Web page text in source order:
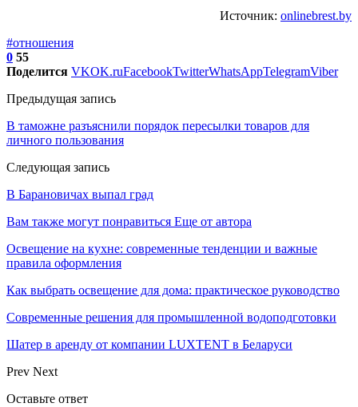
Источник: onlinebrest.by
#отношения
0 55
Поделится VKOK.ruFacebookTwitterWhatsAppTelegramViber
Предыдущая запись
В таможне разъяснили порядок пересылки товаров для
личного пользования
Следующая запись
В Барановичах выпал град
Вам также могут понравиться Еще от автора
Освещение на кухне: современные тенденции и важные
правила оформления
Как выбрать освещение для дома: практическое руководство
Современные решения для промышленной водоподготовки
Шатер в аренду от компании LUXTENT в Беларуси
Prev Next
Оставьте ответ